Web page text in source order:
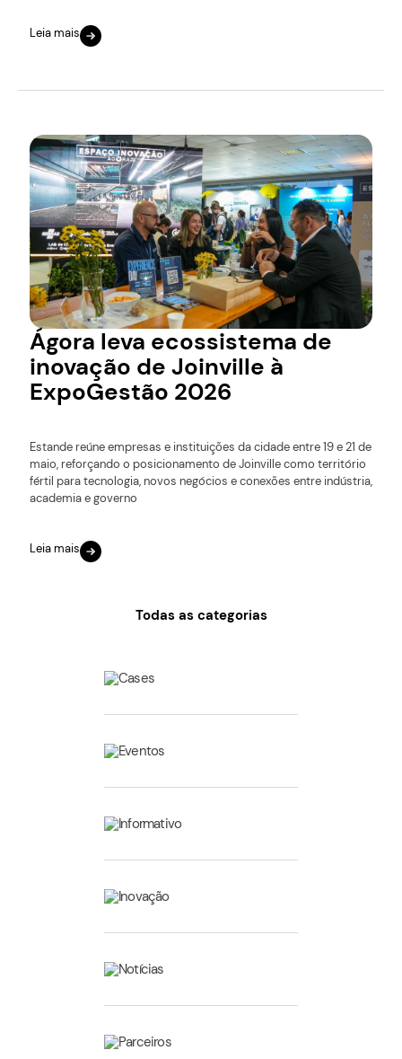
Todas as categorias
Cases
Eventos
Informativo
Inovação
Notícias
Parceiros
Leia mais
Ágora leva ecossistema de
inovação de Joinville à
ExpoGestão 2026
Estande reúne empresas e instituições da cidade entre 19 e 21 de
maio, reforçando o posicionamento de Joinville como território
fértil para tecnologia, novos negócios e conexões entre indústria,
academia e governo
Leia mais